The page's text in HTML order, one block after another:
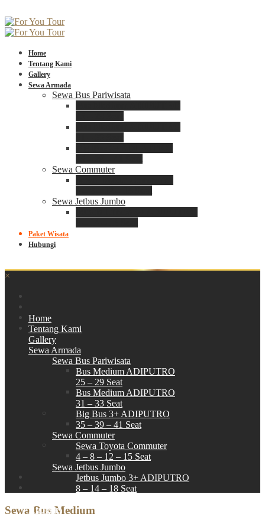
Home
Tentang Kami
Gallery
Sewa Armada
Sewa Bus Pariwisata
Sewa Commuter
Sewa Jetbus Jumbo
Paket Wisata
Hubungi
×
Home
Tentang Kami
Gallery
Sewa Armada
Sewa Bus Pariwisata
Bus Medium ADIPUTRO
25 – 29 Seat
Bus Medium ADIPUTRO
31 – 33 Seat
Big Bus 3+ ADIPUTRO
35 – 39 – 41 Seat
Sewa Commuter
Sewa Toyota Commuter
4 – 8 – 12 – 15 Seat
Sewa Jetbus Jumbo
Jetbus Jumbo 3+ ADIPUTRO
8 – 14 – 18 Seat
Hubungi
Sewa Bus Medium